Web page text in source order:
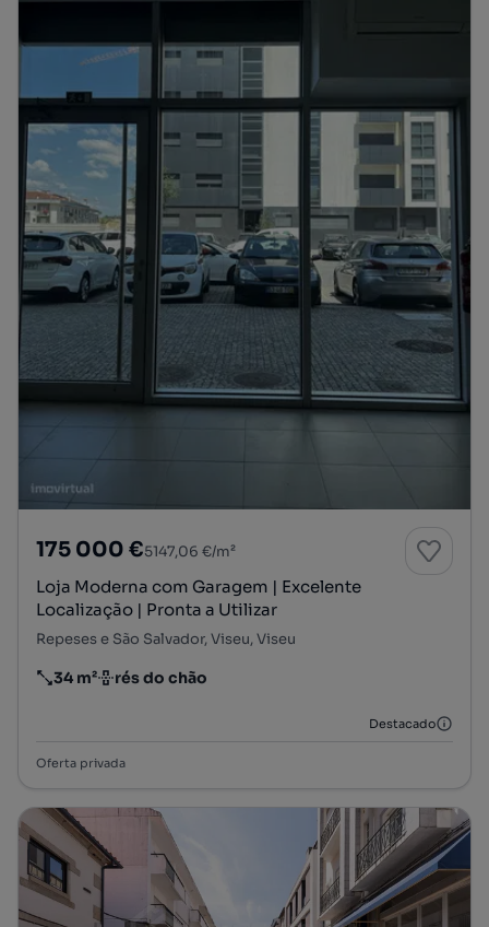
175 000 €5147,06 €/m²
Loja Moderna com Garagem | Excelente
Localização | Pronta a Utilizar
Repeses e São Salvador, Viseu, Viseu
Preço por metro quadrado
34 m²
Andar rés do chão
Destacado
Oferta privada